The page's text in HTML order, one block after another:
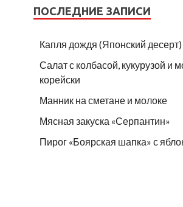
ПОСЛЕДНИЕ ЗАПИСИ
Капля дождя (Японский десерт)
Салат с колбасой, кукурузой и
корейски
Манник на сметане и молоке
Мясная закуска «Серпантин»
Пирог «Боярская шапка» с